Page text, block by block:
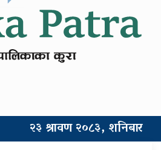
२३ श्रावण २०८३, शनिबार